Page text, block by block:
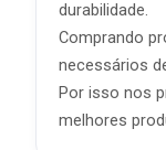
durabilidade.
Comprando
necessários
Por isso nos
melhores